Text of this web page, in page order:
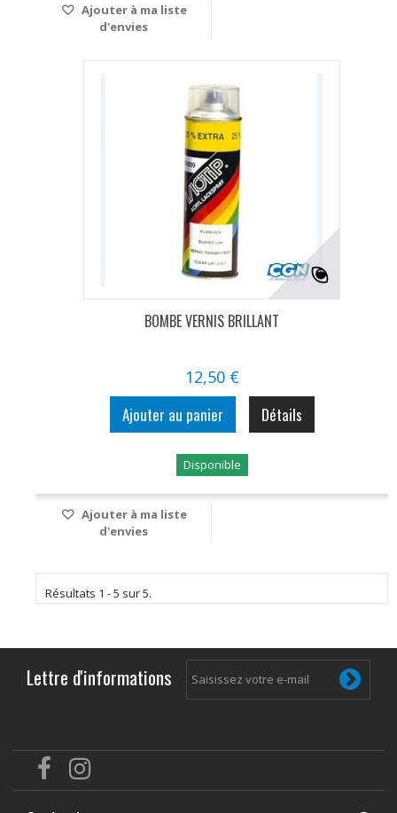
Ajouter à ma liste
d'envies
BOMBE VERNIS BRILLANT
12,50 €
Ajouter au panier Détails
Disponible
Ajouter à ma liste
d'envies
Résultats 1 - 5 sur 5.
Lettre d'informations